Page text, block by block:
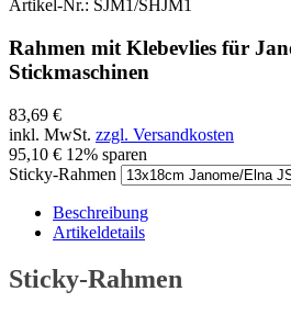
Artikel-Nr.: SJM1/SHJM1
Rahmen mit Klebevlies für
Stickmaschinen
83,69 €
inkl. MwSt. zzgl. Versandkosten
95,10 € 12% sparen
Sticky-Rahmen
Beschreibung
Artikeldetails
Sticky-Rahmen